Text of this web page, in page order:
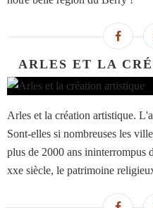
ARLES ET LA
Arles et la création artistique.
Sont-elles si nombreuses les
plus de 2000 ans ininterrompus
xxe siècle, le patrimoine